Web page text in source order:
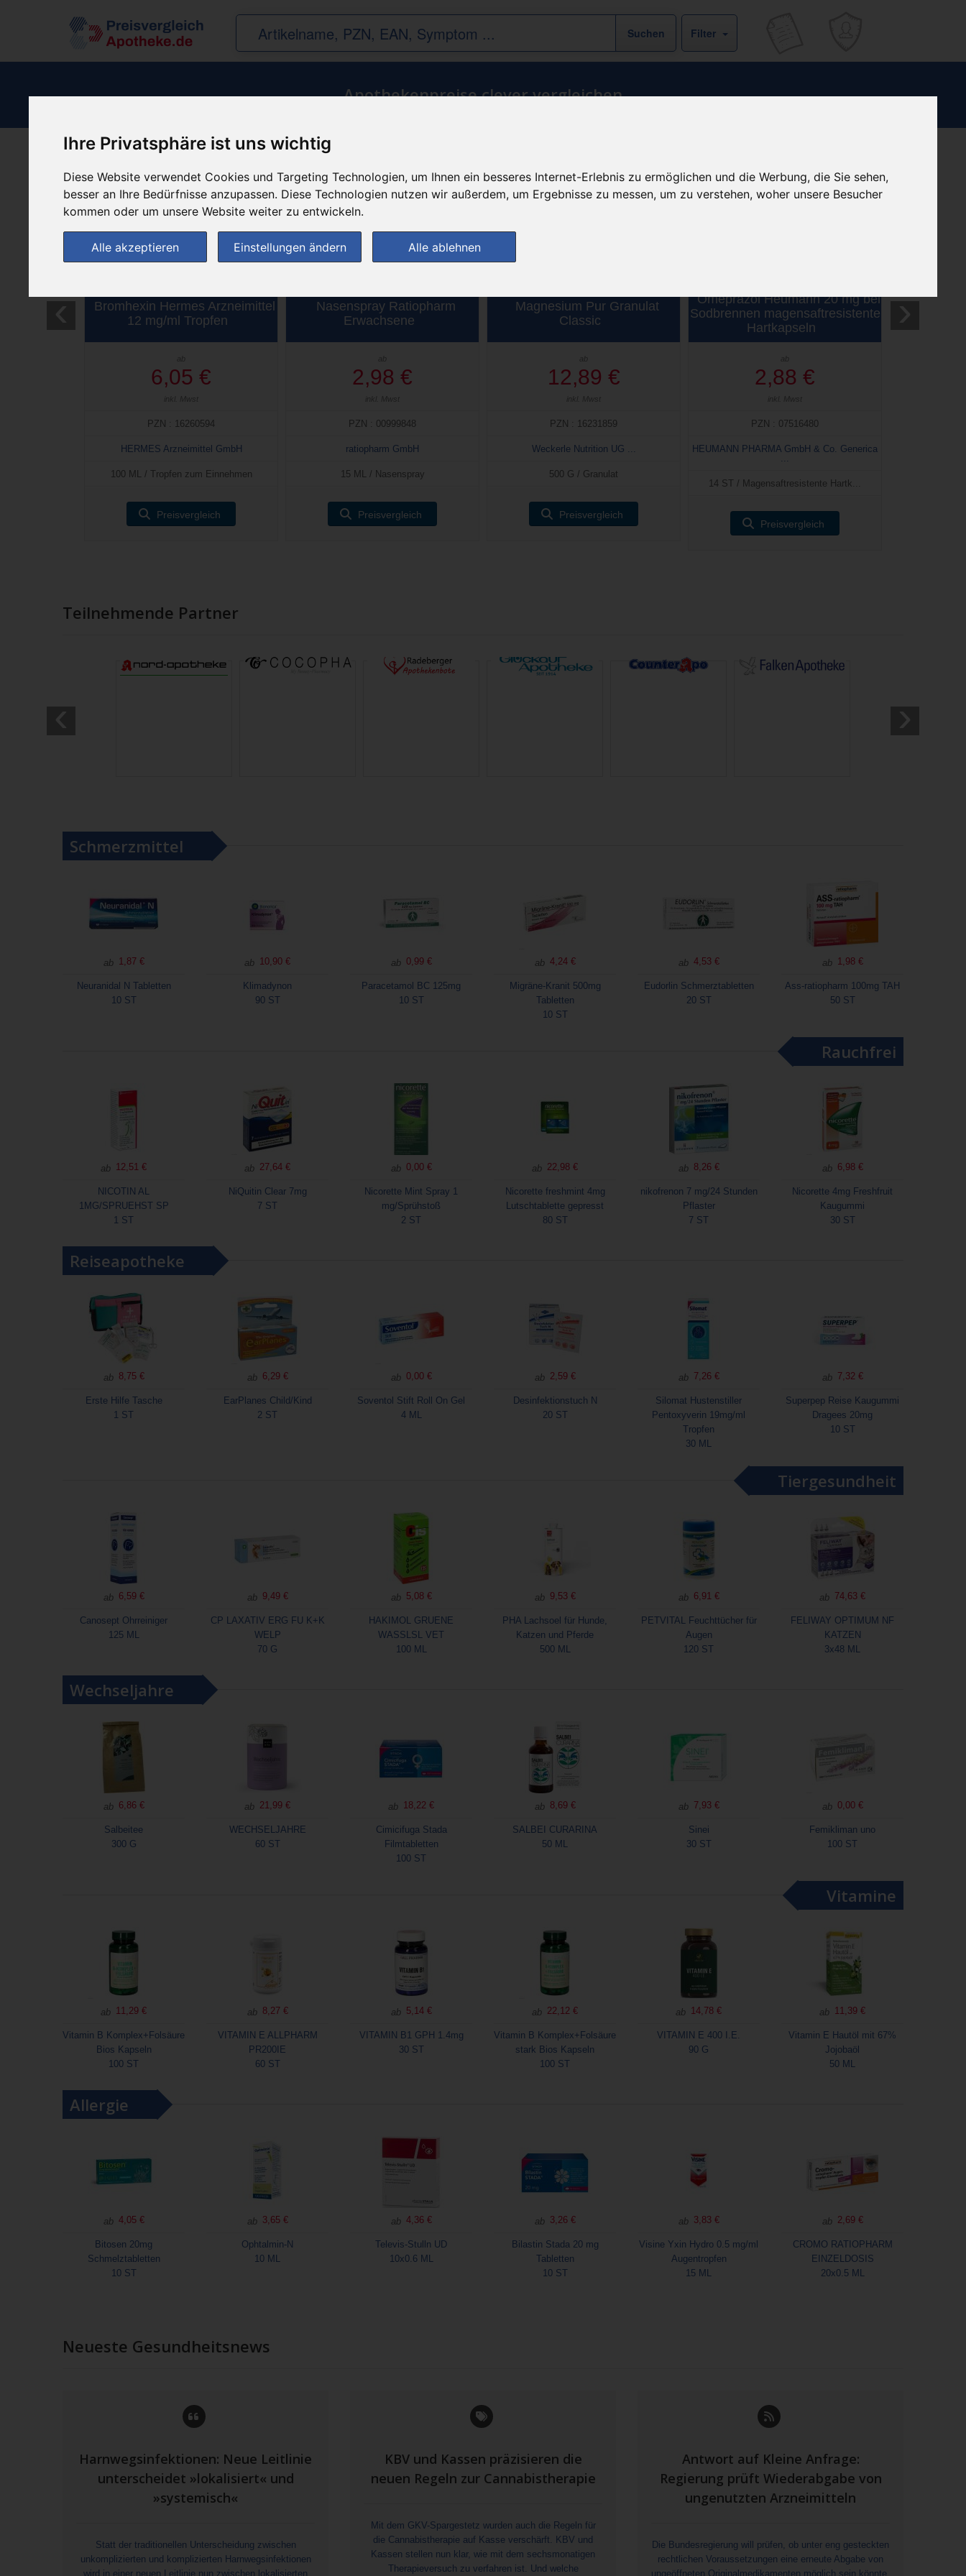
Ihre Privatsphäre ist uns wichtig
Diese Website verwendet Cookies und Targeting Technologien, um Ihnen ein besseres Internet-Erlebnis zu ermöglichen und die Werbung, die Sie sehen,
besser an Ihre Bedürfnisse anzupassen. Diese Technologien nutzen wir außerdem, um Ergebnisse zu messen, um zu verstehen, woher unsere Besucher
kommen oder um unsere Website weiter zu entwickeln.
Alle akzeptieren Einstellungen ändern Alle ablehnen
Filter
Apothekenpreise clever vergleichen
(1)
Bromhexin Hermes Arzneimittel
12 mg/ml Tropfen
ab
6,05 €
inkl. Mwst
PZN : 16260594
HERMES Arzneimittel GmbH
100 ML / Tropfen zum Einnehmen
Preisvergleich
(11)
Nasenspray Ratiopharm
Erwachsene
ab
2,98 €
inkl. Mwst
PZN : 00999848
ratiopharm GmbH
15 ML / Nasenspray
Preisvergleich
(0)
Magnesium Pur Granulat
Classic
ab
12,89 €
inkl. Mwst
PZN : 16231859
Weckerle Nutrition UG ...
500 G / Granulat
Preisvergleich
(3)
Omeprazol Heumann 20 mg bei
Sodbrennen magensaftresistente
Hartkapseln
ab
2,88 €
inkl. Mwst
PZN : 07516480
HEUMANN PHARMA GmbH & Co. Generica
...
14 ST / Magensaftresistente Hartk...
Preisvergleich
‹ ›
Teilnehmende Partner
Schmerzmittel
ab 1,87 €
Neuranidal N Tabletten
10 ST
ab 10,90 €
Klimadynon
90 ST
ab 0,99 €
Paracetamol BC 125mg
10 ST
ab 4,24 €
Migräne-Kranit 500mg
Tabletten
10 ST
ab 4,53 €
Eudorlin Schmerztabletten
20 ST
ab 1,98 €
Ass-ratiopharm 100mg TAH
50 ST
Rauchfrei
ab 12,51 €
NICOTIN AL
1MG/SPRUEHST SP
1 ST
ab 27,64 €
NiQuitin Clear 7mg
7 ST
ab 0,00 €
Nicorette Mint Spray 1
mg/Sprühstoß
2 ST
ab 22,98 €
Nicorette freshmint 4mg
Lutschtablette gepresst
80 ST
ab 8,26 €
nikofrenon 7 mg/24 Stunden
Pflaster
7 ST
ab 6,98 €
Nicorette 4mg Freshfruit
Kaugummi
30 ST
Reiseapotheke
ab 8,75 €
Erste Hilfe Tasche
1 ST
ab 6,29 €
EarPlanes Child/Kind
2 ST
ab 0,00 €
Soventol Stift Roll On Gel
4 ML
ab 2,59 €
Desinfektionstuch N
20 ST
ab 7,26 €
Silomat Hustenstiller
Pentoxyverin 19mg/ml
Tropfen
30 ML
ab 7,32 €
Superpep Reise Kaugummi
Dragees 20mg
10 ST
Tiergesundheit
ab 6,59 €
Canosept Ohrreiniger
125 ML
ab 9,49 €
CP LAXATIV ERG FU K+K
WELP
70 G
ab 5,08 €
HAKIMOL GRUENE
WASSLSL VET
100 ML
ab 9,53 €
PHA Lachsoel für Hunde,
Katzen und Pferde
500 ML
ab 6,91 €
PETVITAL Feuchttücher für
Augen
120 ST
ab 74,63 €
FELIWAY OPTIMUM NF
KATZEN
3x48 ML
Wechseljahre
ab 6,86 €
Salbeitee
300 G
ab 21,99 €
WECHSELJAHRE
60 ST
ab 18,22 €
Cimicifuga Stada
Filmtabletten
100 ST
ab 8,69 €
SALBEI CURARINA
50 ML
ab 7,93 €
Sinei
30 ST
ab 0,00 €
Femikliman uno
100 ST
Vitamine
ab 11,29 €
Vitamin B Komplex+Folsäure
Bios Kapseln
100 ST
ab 8,27 €
VITAMIN E ALLPHARM
PR200IE
60 ST
ab 5,14 €
VITAMIN B1 GPH 1.4mg
30 ST
ab 22,12 €
Vitamin B Komplex+Folsäure
stark Bios Kapseln
100 ST
ab 14,78 €
VITAMIN E 400 I.E.
90 G
ab 11,39 €
Vitamin E Hautöl mit 67%
Jojobaöl
50 ML
Allergie
ab 4,05 €
Bitosen 20mg
Schmelztabletten
10 ST
ab 3,65 €
Ophtalmin-N
10 ML
ab 4,36 €
Televis-Stulln UD
10x0.6 ML
ab 3,26 €
Bilastin Stada 20 mg
Tabletten
10 ST
ab 3,83 €
Visine Yxin Hydro 0.5 mg/ml
Augentropfen
15 ML
ab 2,69 €
CROMO RATIOPHARM
EINZELDOSIS
20x0.5 ML
Neueste Gesundheitsnews
Harnwegsinfektionen: Neue Leitlinie
unterscheidet »lokalisiert« und
»systemisch«
Statt der traditionellen Unterscheidung zwischen
unkomplizierten und komplizierten Harnwegsinfektionen
wird in einer neuen Leitlinie nun zwischen lokalisierten
KBV und Kassen präzisieren die
neuen Regeln zur Cannabistherapie
Mit dem GKV-Spargestetz wurden auch die Regeln für
die Cannabistherapie auf Kasse verschärft. KBV und
Kassen stellen nun klar, wie mit dem sechsmonatigen
Therapieversuch zu verfahren ist. Und welche
Antwort auf Kleine Anfrage:
Regierung prüft Wiederabgabe von
ungenutzten Arzneimitteln
Die Bundesregierung will prüfen, ob unter eng gesteckten
rechtlichen Voraussetzungen eine erneute Abgabe von
ungeöffneten Originalmedikamenten möglich sein könnte.